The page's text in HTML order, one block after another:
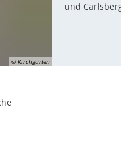
© Kirchgarten
und